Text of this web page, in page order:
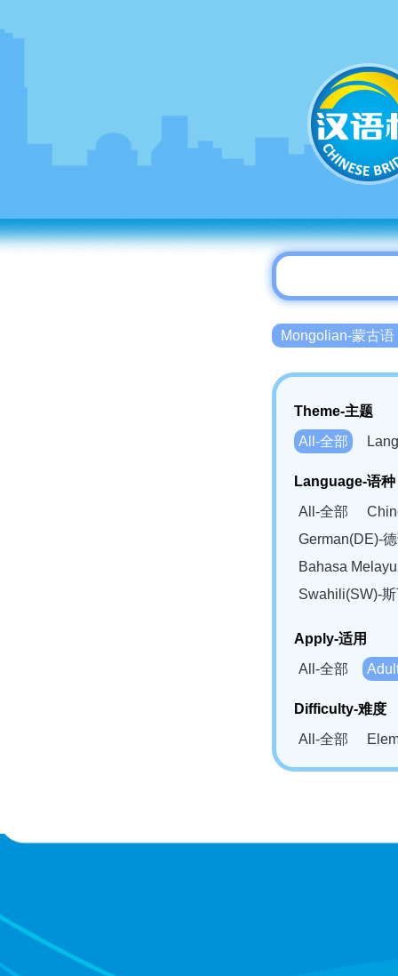
Mongolian-蒙古语
Theme-主题
All-全部
Language-语种
All-全部
German(DE)-
Bahasa
Swahili(SW)-
Apply-适用
All-全部
Difficulty-难度
All-全部